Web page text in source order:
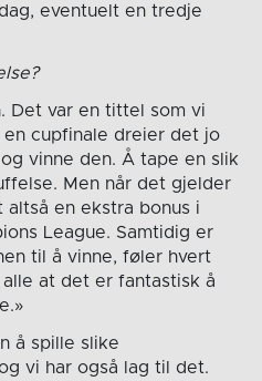
eventuelt en tredje
Det var en tittel som vi
en cupfinale dreier det jo
vinne den. Å tape en slik
Men når det gjelder
en ekstra bonus i
League. Samtidig er
til å vinne, føler hvert
at det er fantastisk å
å spille slike
vi har også lag til det.